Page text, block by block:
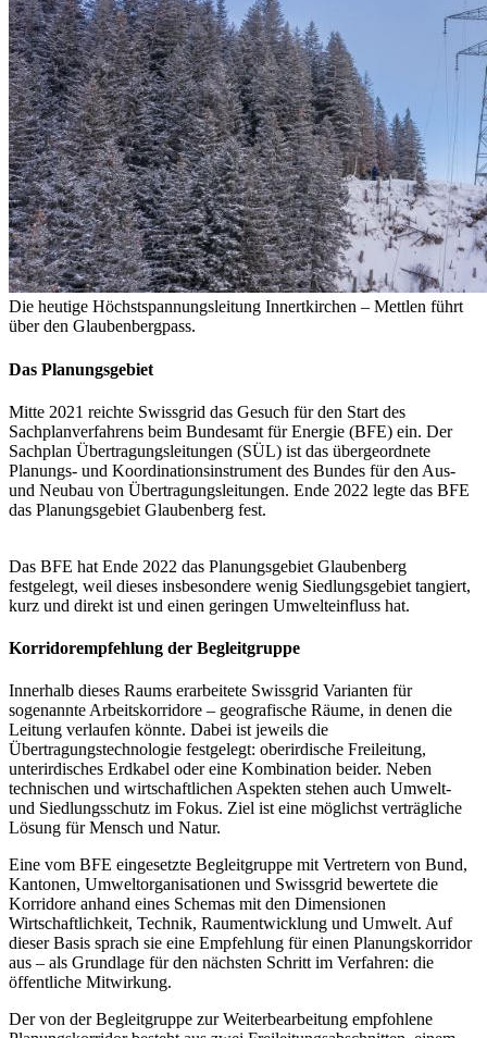
Die heutige Höchstspannungsleitung Innertkirchen – Mettlen führt
über den Glaubenbergpass.
Das Planungsgebiet
Mitte 2021 reichte Swissgrid das Gesuch für den Start des
Sachplanverfahrens beim Bundesamt für Energie (BFE) ein. Der
Sachplan Übertragungsleitungen (SÜL) ist das übergeordnete
Planungs- und Koordinationsinstrument des Bundes für den Aus-
und Neubau von Übertragungsleitungen. Ende 2022 legte das BFE
das Planungsgebiet Glaubenberg fest.
Das BFE hat Ende 2022 das Planungsgebiet Glaubenberg
festgelegt, weil dieses insbesondere wenig Siedlungsgebiet tangiert,
kurz und direkt ist und einen geringen Umwelteinfluss hat.
Korridorempfehlung der Begleitgruppe
Innerhalb dieses Raums erarbeitete Swissgrid Varianten für
sogenannte Arbeitskorridore – geografische Räume, in denen die
Leitung verlaufen könnte. Dabei ist jeweils die
Übertragungstechnologie festgelegt: oberirdische Freileitung,
unterirdisches Erdkabel oder eine Kombination beider. Neben
technischen und wirtschaftlichen Aspekten stehen auch Umwelt-
und Siedlungsschutz im Fokus. Ziel ist eine möglichst verträgliche
Lösung für Mensch und Natur.
Eine vom BFE eingesetzte Begleitgruppe mit Vertretern von Bund,
Kantonen, Umweltorganisationen und Swissgrid bewertete die
Korridore anhand eines Schemas mit den Dimensionen
Wirtschaftlichkeit, Technik, Raumentwicklung und Umwelt. Auf
dieser Basis sprach sie eine Empfehlung für einen Planungskorridor
aus – als Grundlage für den nächsten Schritt im Verfahren: die
öffentliche Mitwirkung.
Der von der Begleitgruppe zur Weiterbearbeitung empfohlene